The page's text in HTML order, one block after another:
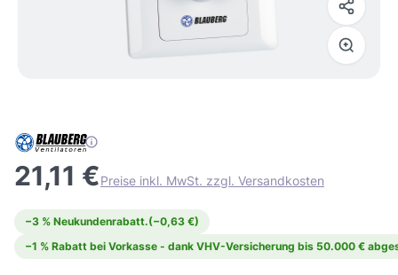
21,11 €Preise inkl. MwSt. zzgl. Versandkosten
−3 % Neukundenrabatt.(−0,63 €)
−1 % Rabatt bei Vorkasse - dank VHV-Versicherung bis 50.000 €